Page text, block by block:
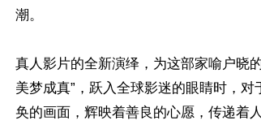
潮。
真人影片的全新演绎，为这部家喻户晓
美梦成真”，跃入全球影迷的眼睛时，
奂的画面，辉映着善良的心愿，传递着